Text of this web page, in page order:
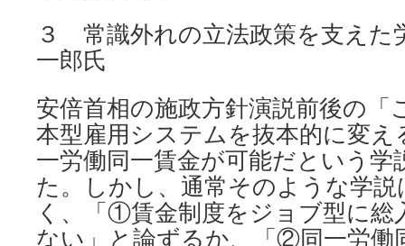
３ 常識外れの立法政策を支えた
一郎氏
安倍首相の施政方針演説前後の「
本型雇用システムを抜本的に変
一労働同一賃金が可能だという学
た。しかし、通常そのような学
く、「①賃金制度をジョブ型に総
ない」と論ずるか、「②同一労働